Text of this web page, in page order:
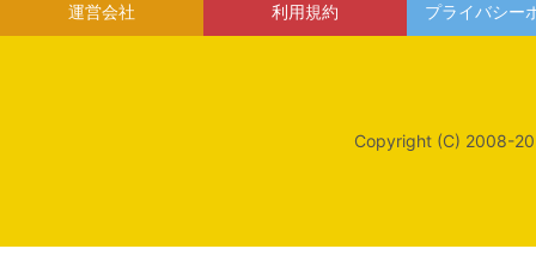
運営会社 利用規約 プライバシー
Copyright (C) 2008-